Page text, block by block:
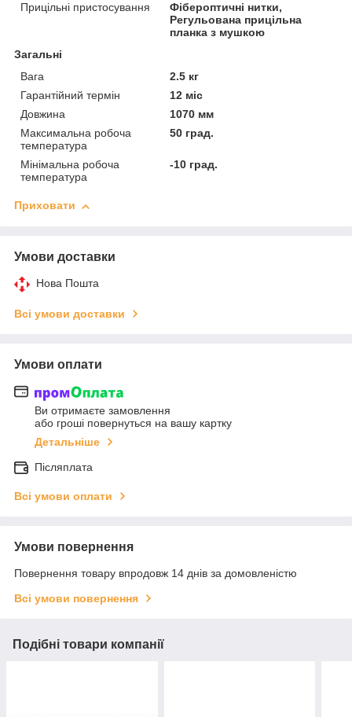
Прицільні пристосування
Фібероптичні нитки,
Регульована прицільна
планка з мушкою
Загальні
Вага
2.5 кг
Гарантійний термін
12 міс
Довжина
1070 мм
Максимальна робоча
температура
50 град.
Мінімальна робоча
температура
-10 град.
Приховати
Умови доставки
Нова Пошта
Всі умови доставки
Умови оплати
Ви отримаєте замовлення
або гроші повернуться на вашу картку
Детальніше
Післяплата
Всі умови оплати
Умови повернення
Повернення товару впродовж 14 днів за домовленістю
Всі умови повернення
Подібні товари компанії